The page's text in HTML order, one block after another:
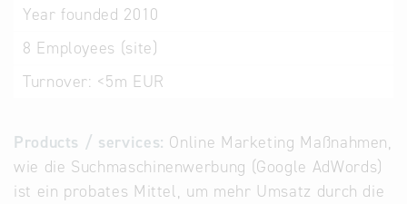
Year founded 2010
8 Employees (site)
Turnover: <5m EUR
Products / services: Online Marketing Maßnahmen,
wie die Suchmaschinenwerbung (Google AdWords)
ist ein probates Mittel, um mehr Umsatz durch die